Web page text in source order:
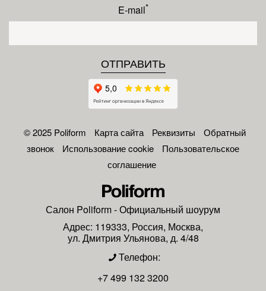
E-mail*
© 2025 Poliform Карта сайта Реквизиты
Обратный
звонок
Использование cookie
Пользовательское
соглашение
Салон Poliform- Официальный шоурум
Адрес: 119333, Россия, Москва,
ул. Дмитрия Ульянова, д. 4/48
Телефон:
+7 499 132 3200